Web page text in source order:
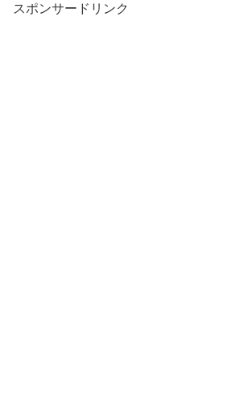
スポンサードリンク